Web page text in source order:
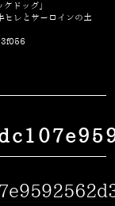
ドッグ」
レとサーロインの土